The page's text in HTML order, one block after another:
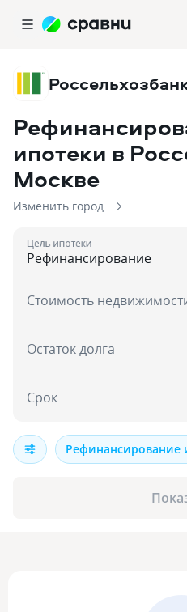
ипотеки в
Москве
Изменить город
Цель ипотеки
Стоимость
Остаток долга
Срок
Рефинансирование